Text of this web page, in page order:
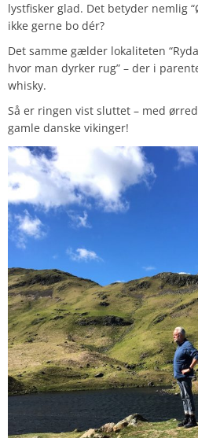
lystfisker glad. Det betyder nemlig
ikke gerne bo dér?
Det samme gælder lokaliteten
hvor man dyrker rug” – der i
whisky.
Så er ringen vist sluttet – med
gamle danske vikinger!